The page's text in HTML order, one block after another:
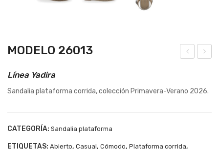
260 260
MODELO 26013
Línea Yadira
Sandalia plataforma corrida, colección Primavera-Verano 2026.
CATEGORÍA: Sandalia plataforma
ETIQUETAS: Abierto, Casual, Cómodo, Plataforma corrida,